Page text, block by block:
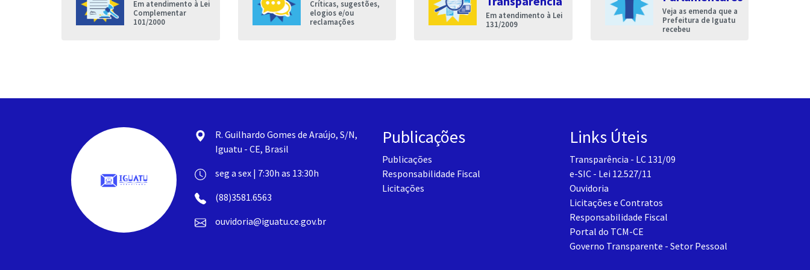
Em atendimento à Lei
Complementar
101/2000
Críticas, sugestões,
elogios e/ou
reclamações
Em atendimento à Lei
131/2009
Veja as emenda que a
Prefeitura de Iguatu
recebeu
R. Guilhardo Gomes de Araújo, S/N,
Iguatu - CE, Brasil
seg a sex | 7:30h as 13:30h
(88)3581.6563
ouvidoria@iguatu.ce.gov.br
Publicações
Publicações
Responsabilidade Fiscal
Licitações
Links Úteis
Transparência - LC 131/09
e-SIC - Lei 12.527/11
Ouvidoria
Licitações e Contratos
Responsabilidade Fiscal
Portal do TCM-CE
Governo Transparente - Setor Pessoal